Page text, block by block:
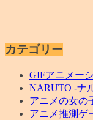
カテゴリー
GIFアニメー
NARUTO -ナ
アニメの女の
アニメ推測ゲ